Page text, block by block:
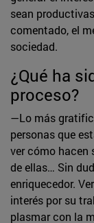
sean
comentado, el
sociedad.
¿Qué ha
proceso?
—Lo más
personas que
ver cómo hacen
de ellas… Sin
enriquecedor.
interés por su
plasmar con la